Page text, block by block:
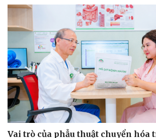
Vai trò của phẫu thuật chuyển hóa